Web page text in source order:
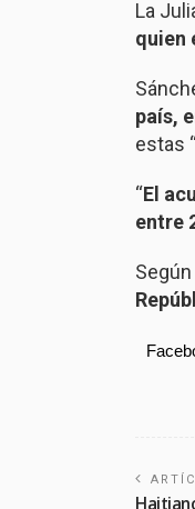
La
quien
país,
estas
“El
entre